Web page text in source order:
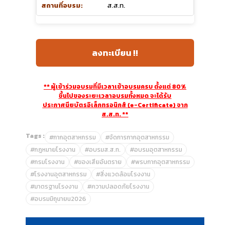
ส.ส.ท.
ลงทะเบียน !!
** ผู้เข้าร่วมอบรมที่มีเวลาเข้าอบรมครบ ตั้งแต่ 80%
ขึ้นไปของระยะเวลาอบรมทั้งหมด จะได้รับ
ประกาศนียบัตรอิเล็กทรอนิกส์ (e-Certificate) จาก
ส.ส.ท. **
Tags : #กากอุตสาหกรรม
#จัดการกากอุตสาหกรรม
#กฎหมายโรงงาน
#อบรมส.ส.ท.
#อบรมอุตสาหกรรม
#กรมโรงงาน
#ของเสียอันตราย
#พรบกากอุตสาหกรรม
#โรงงานอุตสาหกรรม
#สิ่งแวดล้อมโรงงาน
#มาตรฐานโรงงาน
#ความปลอดภัยโรงงาน
#อบรมมิถุนายน2026